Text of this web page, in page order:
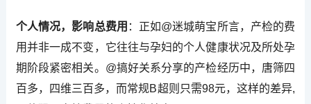
个人情况，影响总费用 ：正如@迷城萌宝所言，产检的费
用并非一成不变，它往往与孕妇的个人健康状况及所处孕
期阶段紧密相关。@搞好关系分享的产检经历中，唐筛四
百多，四维三百多，而常规B超则只需98元，这样的差异,